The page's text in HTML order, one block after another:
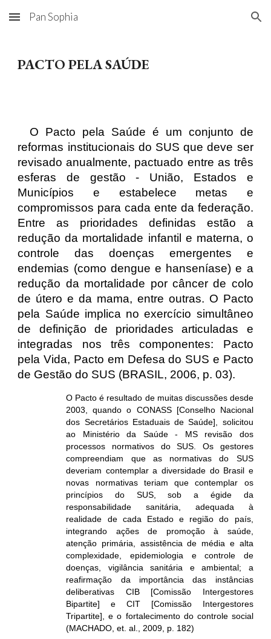
Skip to main content Skip to navigation
Pan Sophia
PACTO PELA SAÚDE
O Pacto pela Saúde é um conjunto de
reformas institucionais do SUS que deve ser
revisado anualmente, pactuado entre as três
esferas de gestão - União, Estados e
Municípios e estabelece metas e
compromissos para cada ente da federação.
Entre as prioridades definidas estão a
redução da mortalidade infantil e materna, o
controle das doenças emergentes e
endemias (como dengue e hanseníase) e a
redução da mortalidade por câncer de colo
de útero e da mama, entre outras. O Pacto
pela Saúde implica no exercício simultâneo
de definição de prioridades articuladas e
integradas nos três componentes: Pacto
pela Vida, Pacto em Defesa do SUS e Pacto
de Gestão do SUS (BRASIL, 2006, p. 03).
O Pacto é resultado de muitas discussões desde
2003, quando o CONASS [Conselho Nacional
dos Secretários Estaduais de Saúde], solicitou
ao Ministério da Saúde - MS revisão dos
processos normativos do SUS. Os gestores
compreendiam que as normativas do SUS
deveriam contemplar a diversidade do Brasil e
novas normativas teriam que contemplar os
princípios do SUS, sob a égide da
responsabilidade sanitária, adequada à
realidade de cada Estado e região do país,
integrando ações de promoção à saúde,
atenção primária, assistência de média e alta
complexidade, epidemiologia e controle de
doenças, vigilância sanitária e ambiental; a
reafirmação da importância das instâncias
deliberativas CIB [Comissão Intergestores
Bipartite] e CIT [Comissão Intergestores
Tripartite], e o fortalecimento do controle social
(MACHADO, et. al., 2009, p. 182)